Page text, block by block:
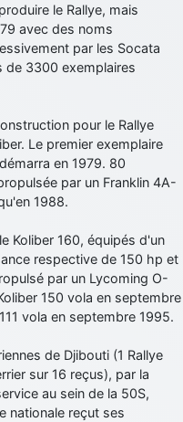
le Rallye, mais
avec des noms
par les Socata
de 3300 exemplaires
pour le Rallye
Le premier exemplaire
en 1979. 80
par un Franklin 4A-
1988.
Koliber 160, équipés d'un
respective de 150 hp et
par un Lycoming O-
150 vola en septembre
vola en septembre 1995.
de Djibouti (1 Rallye
sur 16 reçus), par la
au sein de la 50S,
nationale reçut ses